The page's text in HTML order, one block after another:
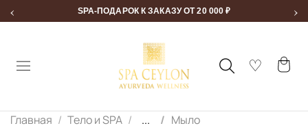
‹ SPA-ПОДАРОК К ЗАКАЗУ ОТ 20 000 ₽ ›
Главная Тело и SPA ... Мыло